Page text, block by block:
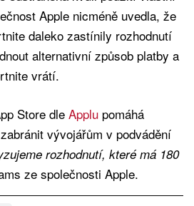
Apple nicméně uvedla, že
daleko zastínily rozhodnutí
alternativní způsob platby a
vrátí.
Store dle Applu pomáhá
vývojářům v podvádění
rozhodnutí, které má 180
ze společnosti Apple.